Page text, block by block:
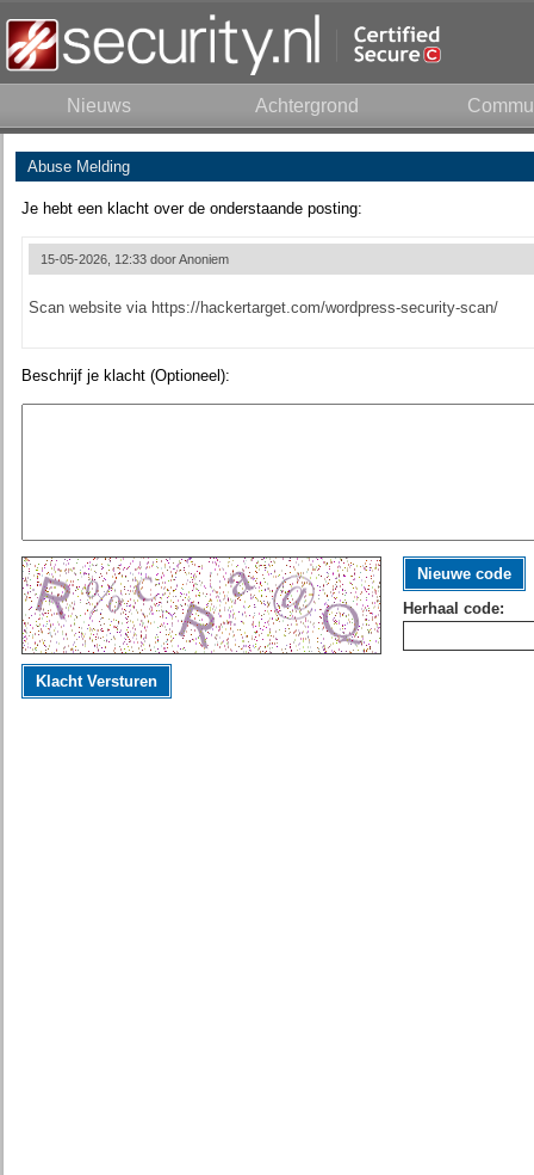
Nieuws Achtergrond
Abuse Melding
Je hebt een klacht over de onderstaande posting:
15-05-2026, 12:33 doorAnoniem
Scan website via https://hackertarget.com/wordpress-security-scan/
Beschrijf je klacht (Optioneel):
Nieuwe code
Herhaal code:
Klacht Versturen